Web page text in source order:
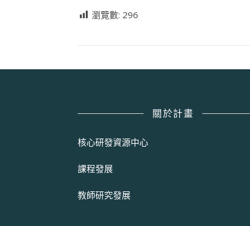
瀏覽數: 296
關於計畫
核心研發資源中心
課程發展
教師研究發展